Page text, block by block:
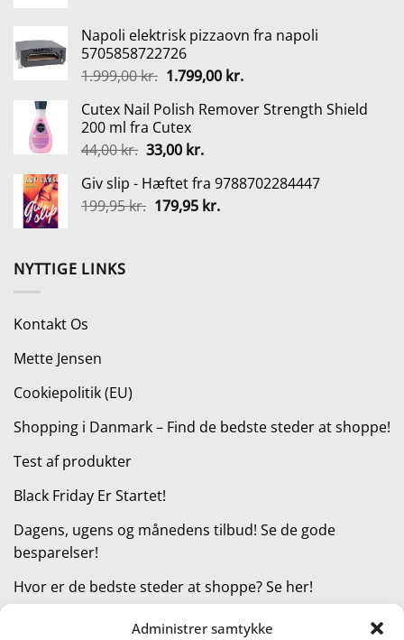
Administrer samtykke
var:
277,00 kr..
er:
Napoli elektrisk pizzaovn fra napoli
5705858722726
1.999,00kr. Den
pris
var:
1.999,00 kr..
1.799,00 kr.Den
pris
Cutex Nail Polish Remover Strength Shield
200 ml fra Cutex
44,00kr. Den
pris
var:
33,00 kr.Den
pris
er:
Giv slip - Hæftet fra 9788702284447
199,95kr. Den
179,95 kr.Den
NYTTIGE LINKS
Kontakt Os
Mette Jensen
Cookiepolitik (EU)
Shopping i Danmark – Find de bedste steder at shoppe!
Test af produkter
Black Friday Er Startet!
Dagens, ugens og månedens tilbud! Se de gode
besparelser!
Hvor er de bedste steder at shoppe? Se her!